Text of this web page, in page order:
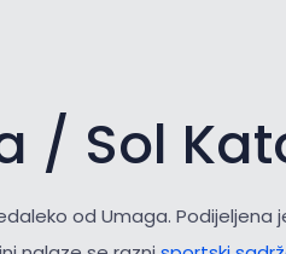
/ Sol
od Umaga. Podijeljena